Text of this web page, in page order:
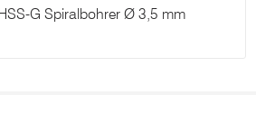
G Spiralbohrer Ø 3,5 mm